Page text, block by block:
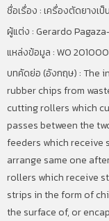
ชื่อเรื่อง :เครื่องตัดยางเ
ผู้แต่ง : Gerardo
แหล่งข้อมูล : WO
บทคัดย่อ (อังกฤษ) : The
rubber chips from
cutting rollers which
passes between the
feeders which
arrange same one
rollers which receive
strips in the form of
the surface of, or